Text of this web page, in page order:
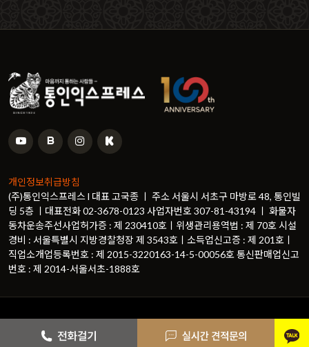
개인정보취급방침
(주)통인익스프레스 l 대표 고국종 ㅣ 주소 서울시 서초구 마방로 48, 통인빌
딩 5층 ㅣ대표전화 02-3678-0123 사업자번호 307-81-43194 ㅣ 화물자
동차운송주선사업허가증 : 제 230410호ㅣ위생관리용역법 : 제 70호 시설
경비 : 서울특별시 지방경찰청장 제 3543호ㅣ소득업신고증 : 제 201호ㅣ
직업소개업등록번호 : 제 2015-3220163-14-5-00056호 통신판매업신고
번호 : 제 2014-서울서초-1888호
카카